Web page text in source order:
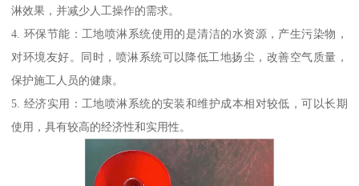
淋效果，并减少人工操作的需求。
4. 环保节能：工地喷淋系统使用的是清洁的水资源，产生污染物，
对环境友好。同时，喷淋系统可以降低工地扬尘，改善空气质量，
保护施工人员的健康。
5. 经济实用：工地喷淋系统的安装和维护成本相对较低，可以长期
使用，具有较高的经济性和实用性。